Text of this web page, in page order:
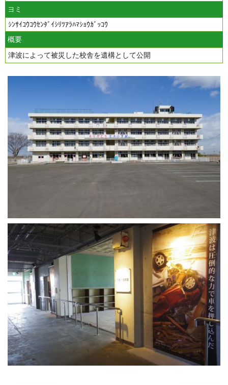
ヨミ
ｼﾝｻｲｺｳｺｳｾﾝﾀﾞｲｼﾘﾂｱﾗﾊﾏｼｮｳｶﾞｯｺｳ
概要
津波によって被災した校舎を遺構として公開